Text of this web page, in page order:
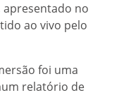
apresentado no
ao vivo pelo
foi uma
relatório de